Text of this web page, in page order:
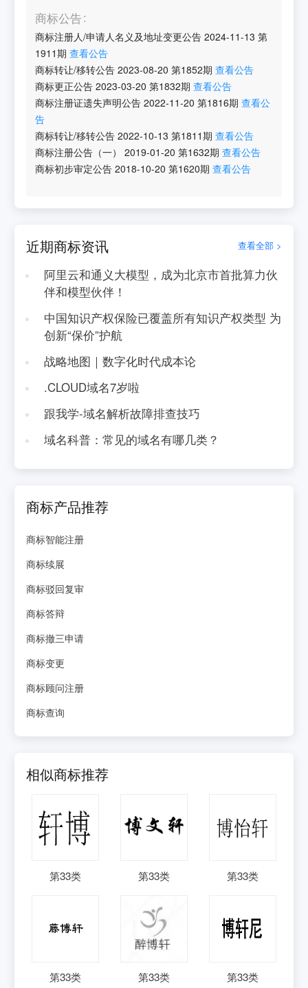
商标公告
商标注册人/申请人名义及地址变更公告 2024-11-13 第
1911期 查看公告
商标转让/移转公告 2023-08-20 第1852期 查看公告
商标更正公告 2023-03-20 第1832期 查看公告
商标注册证遗失声明公告 2022-11-20 第1816期 查看公
告
商标转让/移转公告 2022-10-13 第1811期 查看公告
商标注册公告（一）
2019-01-20 第1632期 查看公告
商标初步审定公告 2018-10-20 第1620期 查看公告
近期商标资讯 查看全部 >
阿里云和通义大模型，成为北京市首批算力伙
伴和模型伙伴！
中国知识产权保险已覆盖所有知识产权类型 为
创新“保价”护航
战略地图｜数字化时代成本论
.CLOUD域名7岁啦
跟我学-域名解析故障排查技巧
域名科普：常见的域名有哪几类？
商标产品推荐
商标智能注册
商标续展
商标驳回复审
商标答辩
商标撤三申请
商标变更
商标顾问注册
商标查询
相似商标推荐
第33类 第33类 第33类
第33类 第33类 第33类